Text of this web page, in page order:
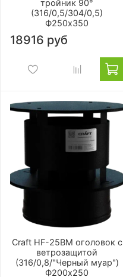
тройник 90°
(316/0,5/304/0,5)
Ф250х350
18916 руб
Craft HF-25BM оголовок с
ветрозащитой
(316/0,8/"Черный муар")
Ф200х250